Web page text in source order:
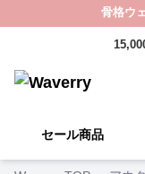
骨格ウ
セール商品